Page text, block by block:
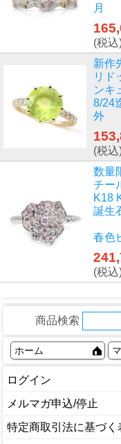
月
(税込
新作
リド
ンキ
8/24
外
(税込
数量
チー
K18
誕生
春色
(税込
商品検索
ホーム
ログイン
メルマガ申込/停止
特定商取引法に基づく